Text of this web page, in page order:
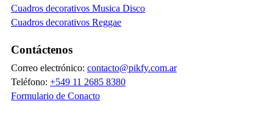
Cuadros decorativos Musica Disco
Cuadros decorativos Reggae
Contáctenos
Correo electrónico: contacto@pikfy.com.ar
Teléfono: +549 11 2685 8380
Formulario de Conacto